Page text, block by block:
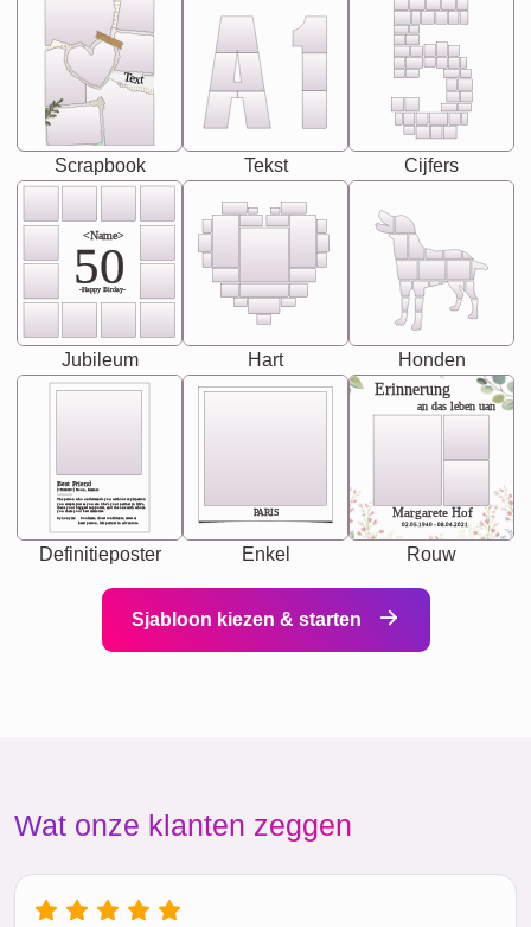
Text
Scrapbook Tekst Cijfers
<Name>
50
-Happy Birday-
Jubileum Hart Honden
Best Friend
[<NAME>] Noun, feminie
Synonyms: Soulmate, closet confidante, sister at
heart person, life partner in adventure.
The person who understands you without explanation
you accepts just as you are. She's your partner in life's,
chaos your biggest supporter, and the one with whom
you share your best memories.
Definitieposter
PARIS
Enkel
Erinnerung
an das leben uan
Margarete Hof
02.05.1940 - 08.04.2021
Rouw
Sjabloon kiezen & starten
Wat onze klanten zeggen